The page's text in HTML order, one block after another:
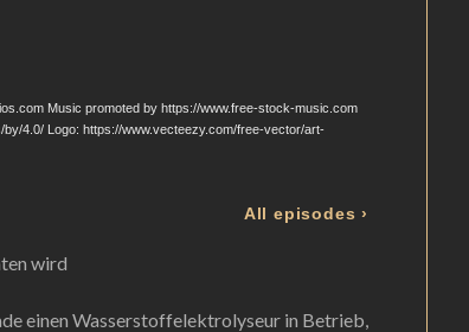
wird
einen Wasserstoffelektrolyseur in Betrieb,